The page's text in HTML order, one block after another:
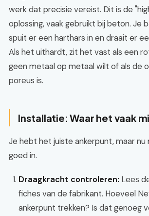
werk dat precisie vereist. Dit is de
oplossing, vaak gebruikt bij beton. Je
spuit er een harthars in en draait er
Als het uithardt, zit het vast als een
geen metaal op metaal wilt of als de
poreus is.
Installatie: Waar het vaak
Je hebt het juiste ankerpunt, maar
goed in.
Draagkracht controleren: Lees
fiches van de fabrikant. Hoeveel
ankerpunt trekken? Is dat genoeg